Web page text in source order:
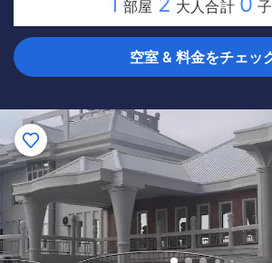
部屋 大人合計
空室 & 料金をチェッ